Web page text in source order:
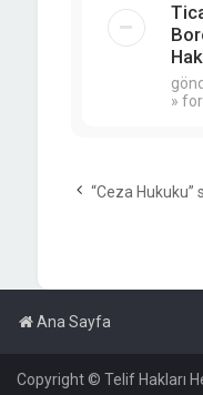
»
“Ceza Hukuku”
Ana Sayfa
Copyright © Telif Hakları